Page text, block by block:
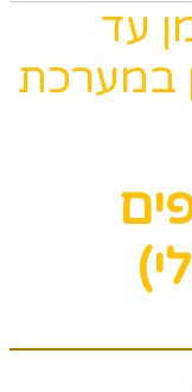
עד
במערכת